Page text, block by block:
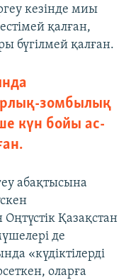
кезінде миы
қалған,
бүгілмей қалған.
зомбылық
күн бойы ас-
абақтысына
Қазақстан
де
«күдіктілерді
оларға